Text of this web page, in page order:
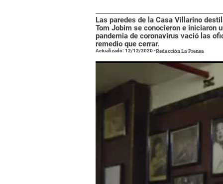
Las paredes de la Casa Villarino
Tom Jobim se conocieron e iniciaron
pandemia de coronavirus vació las
remedio que cerrar.
Actualizado: 12/12/2020-Redacción La Prensa